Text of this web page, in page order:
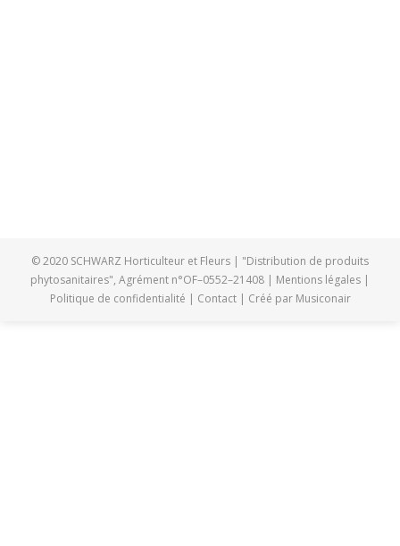
© 2020 SCHWARZ Horticulteur et Fleurs | "Distribution de produits
phytosanitaires", Agrément n°OF–0552–21408 | Mentions légales |
Politique de confidentialité | Contact| Créé par Musiconair